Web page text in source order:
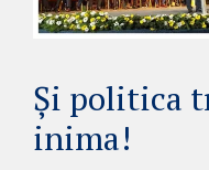
Și politica
inima!